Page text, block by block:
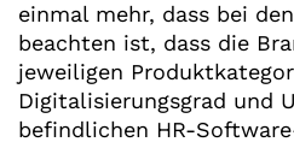
einmal mehr, dass bei
beachten ist, dass die
jeweiligen
Digitalisierungsgrad und
befindlichen HR-